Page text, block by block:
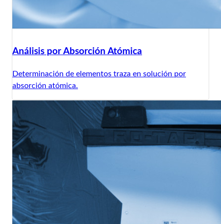
Análisis por Absorción Atómica
Determinación de elementos traza en solución por
absorción atómica.